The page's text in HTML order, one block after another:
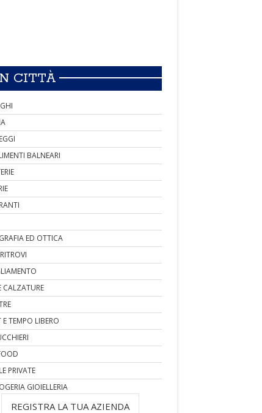
CITTÀ
BALNEARI
ED OTTICA
CALZATURE
E TEMPO LIBERO
PRIVATE
GIOIELLERIA
REGISTRA LA TUA AZIENDA